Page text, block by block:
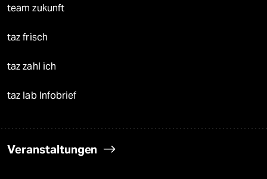
team zukunft
taz frisch
taz zahl ich
taz lab Infobrief
Veranstaltungen